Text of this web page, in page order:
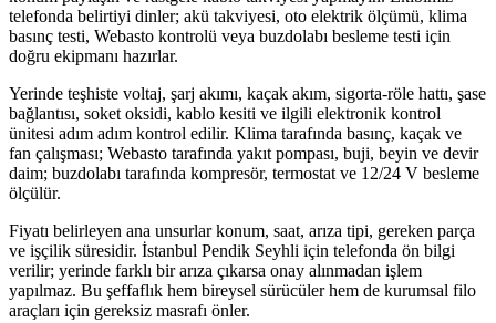
telefonda belirtiyi dinler; akü takviyesi, oto elektrik ölçümü, klima
basınç testi, Webasto kontrolü veya buzdolabı besleme testi için
doğru ekipmanı hazırlar.
Yerinde teşhiste voltaj, şarj akımı, kaçak akım, sigorta-röle hattı, şase
bağlantısı, soket oksidi, kablo kesiti ve ilgili elektronik kontrol
ünitesi adım adım kontrol edilir. Klima tarafında basınç, kaçak ve
fan çalışması; Webasto tarafında yakıt pompası, buji, beyin ve devir
daim; buzdolabı tarafında kompresör, termostat ve 12/24 V besleme
ölçülür.
Fiyatı belirleyen ana unsurlar konum, saat, arıza tipi, gereken parça
ve işçilik süresidir. İstanbul Pendik Seyhli için telefonda ön bilgi
verilir; yerinde farklı bir arıza çıkarsa onay alınmadan işlem
yapılmaz. Bu şeffaflık hem bireysel sürücüler hem de kurumsal filo
araçları için gereksiz masrafı önler.